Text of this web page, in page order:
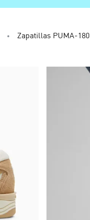
Zapatillas PUMA-180